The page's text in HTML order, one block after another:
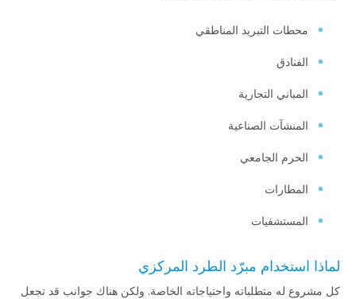
محطات التبريد المناطقي
الفنادق
المباني التجارية
المنشآت الصناعية
الحرم الجامعي
المطارات
المستشفيات
لماذا استخدام مبرّد الطرد المركزي
كل مشروع له متطلباته واحتياجاته الخاصة. ولكن هناك جوانب قد تجعل